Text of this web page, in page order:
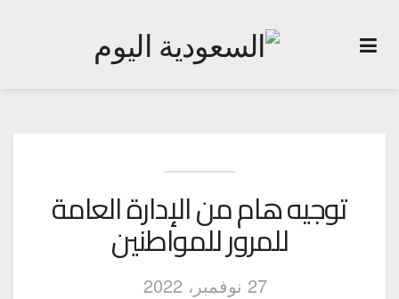
توجيه هام من الإدارة العامة
للمرور للمواطنين
27 نوفمبر، 2022